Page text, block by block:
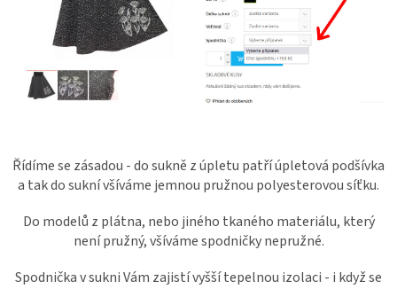
Měna
(CZK)
Řídíme se zásadou - do sukně z úpletu patří úpletová podšívka
a tak do sukní všíváme jemnou pružnou polyesterovou síťku.
Do modelů z plátna, nebo jiného tkaného materiálu, který
není pružný, všíváme spodničky nepružné.
Spodnička v sukni Vám zajistí vyšší tepelnou izolaci - i když se